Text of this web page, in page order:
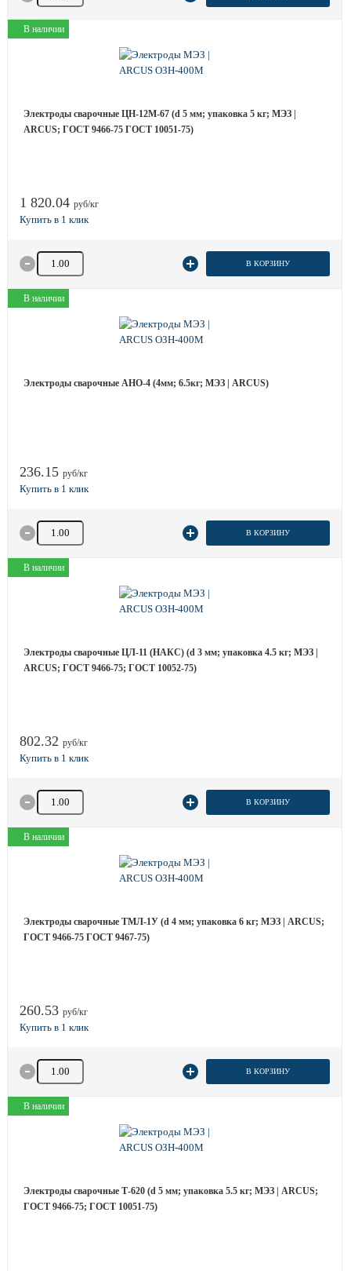
В наличии
Электроды сварочные ЦН-12М-67 (d 5 мм; упаковка 5 кг; МЭЗ |
ARCUS; ГОСТ 9466-75 ГОСТ 10051-75)
1 820.04 руб/кг
Количество товара В КОРЗИНУ
В наличии
Электроды сварочные АНО-4 (4мм; 6.5кг; МЭЗ | ARCUS)
236.15 руб/кг
Количество товара В КОРЗИНУ
В наличии
Электроды сварочные ЦЛ-11 (НАКС) (d 3 мм; упаковка 4.5 кг; МЭЗ |
ARCUS; ГОСТ 9466-75; ГОСТ 10052-75)
802.32 руб/кг
Количество товара В КОРЗИНУ
В наличии
Электроды сварочные ТМЛ-1У (d 4 мм; упаковка 6 кг; МЭЗ | ARCUS;
ГОСТ 9466-75 ГОСТ 9467-75)
260.53 руб/кг
Количество товара В КОРЗИНУ
В наличии
Электроды сварочные Т-620 (d 5 мм; упаковка 5.5 кг; МЭЗ | ARCUS;
ГОСТ 9466-75; ГОСТ 10051-75)